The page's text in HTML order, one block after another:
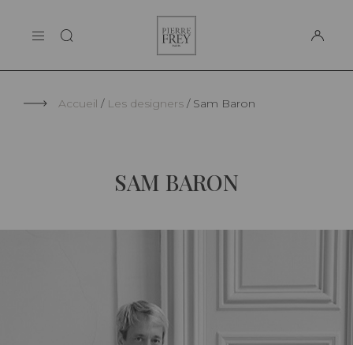
LA MAISON
Frey
Accueil Les designers Sam Baron
SAM BARON